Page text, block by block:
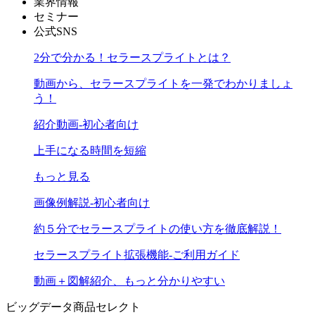
セミナー
公式SNS
2分で分かる！セラースプライトとは？
動画から、セラースプライトを一発でわかりましょ
う！
紹介動画-初心者向け
上手になる時間を短縮
もっと見る
画像例解説-初心者向け
約５分でセラースプライトの使い方を徹底解説！
セラースプライト拡張機能-ご利用ガイド
動画＋図解紹介、もっと分かりやすい
ビッグデータ商品セレクト